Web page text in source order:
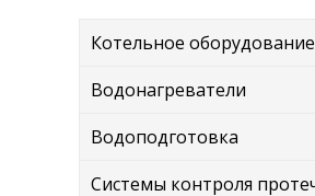
Котельное оборудование
Водонагреватели
Водоподготовка
Системы контроля